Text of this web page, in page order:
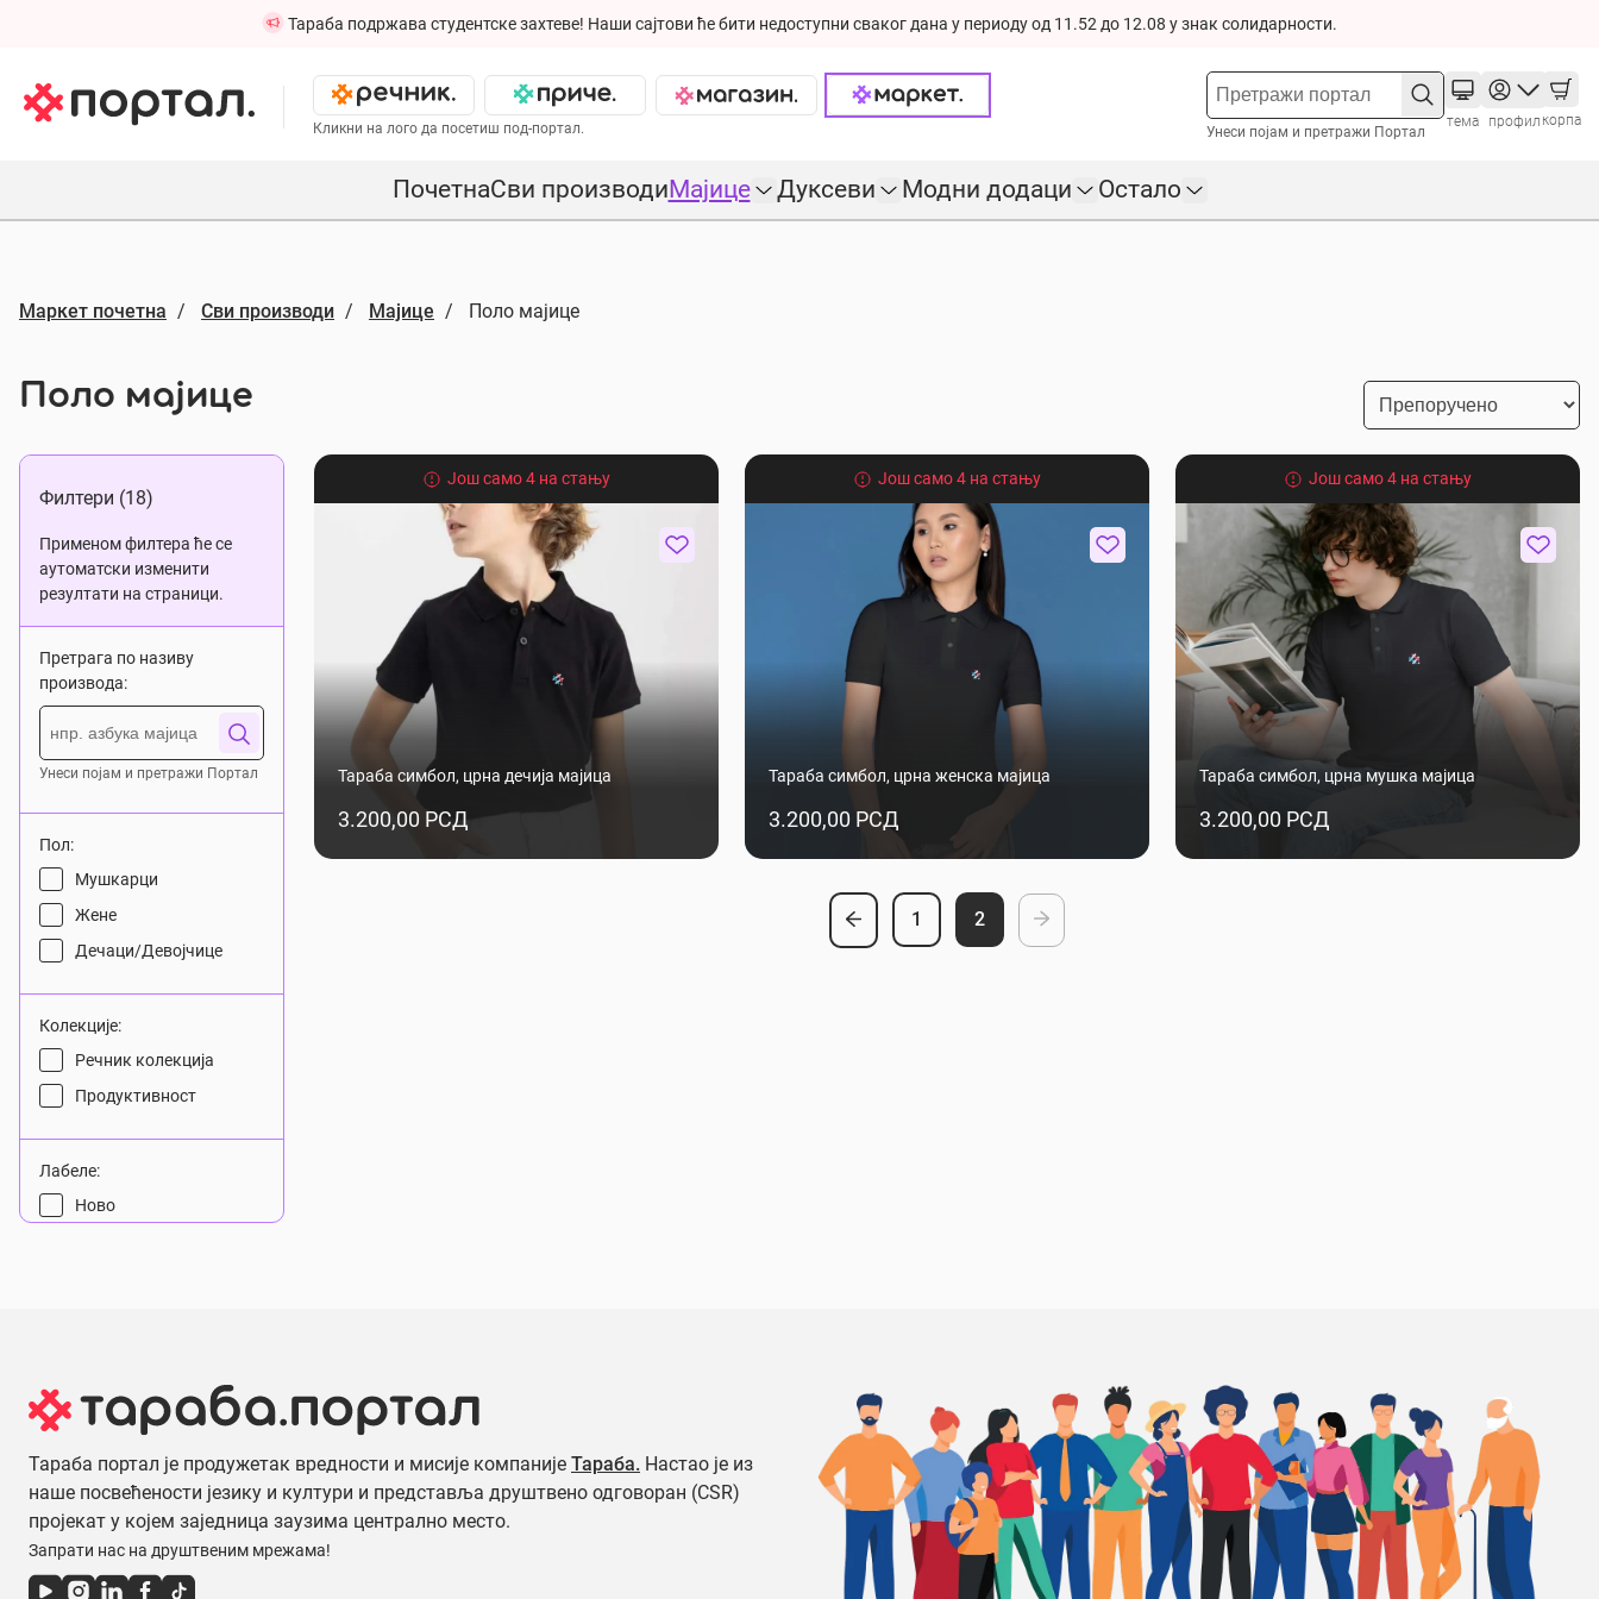
Тараба подржава студентске захтеве! Наши сајтови ће бити недоступни сваког дана у периоду од 11.52 до 12.08 у знак солидарности.
Кликни на лого да посетиш под-портал. Унеси појам и претражи Портал
тема профил корпа
ПочетнаСви производиМајице Дуксеви Модни додаци Остало
Маркет почетна Сви производи Мајице Поло мајице
Поло мајице
Филтери (18)
Применом филтера ће се
аутоматски изменити
резултати на страници.
Претрага по називу
производа:
Унеси појам и претражи Портал
Пол:
Мушкарци
Жене
Дечаци/Девојчице
Колекције:
Речник колекција
Продуктивност
Лабеле:
Ново
Бела
Плава
Светло плава
Зелена
Још само 4 на стању
Тараба симбол, црна дечија мајица
3.200,00 РСД
Још само 4 на стању
Тараба симбол, црна женска мајица
3.200,00 РСД
Још само 4 на стању
Тараба симбол, црна мушка мајица
3.200,00 РСД
1 2
Тараба портал је продужетак вредности и мисије компаније Тараба. Настао је из
наше посвећености језику и култури и представља друштвено одговоран (CSR)
пројекат у којем заједница заузима централно место.
Запрати нас на друштвеним мрежама!